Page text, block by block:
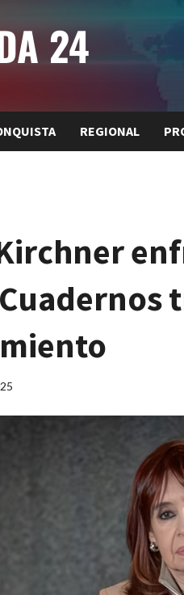
24
REGIONAL